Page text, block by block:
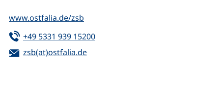
www.ostfalia.de/zsb
Tel:
+49 5331 939 15200(startet einen Telefonanruf,
E-Mail:
zsb(at)ostfalia.de(öffnet Ihr E-Mail-Programm)